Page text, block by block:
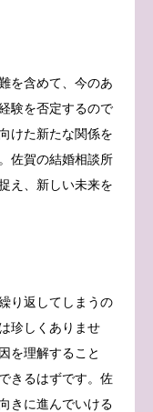
を含めて、今のあ
験を否定するので
けた新たな関係を
佐賀の結婚相談所
え、新しい未来を
り返してしまうの
珍しくありませ
を理解すること
きるはずです。佐
きに進んでいける